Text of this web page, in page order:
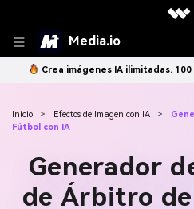
Media.io
Crea imágenes IA ilimitadas.
Inicio > Efectos de Imagen con IA >
Fútbol con IA
Generador
de Árbitro